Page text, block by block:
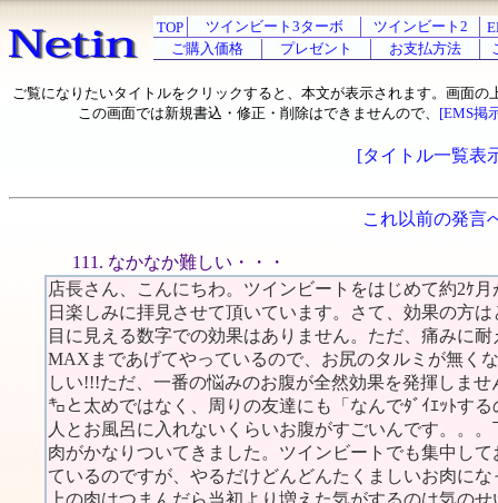
TOP ツインビート3ターボ ツインビート2
ご購入価格
プレゼント お支払方法
ご覧になりたいタイトルをクリックすると、本文が表示されます。画面の
この画面では新規書込・修正・削除はできませんので、 [EMS掲
[タイトル一覧表
これ以前の発言
111. なかなか難しい・・・
店長さん、こんにちわ。ツインビートをはじめて約2ｹ
日楽しみに拝見させて頂いています。さて、効果の方
目に見える数字での効果はありません。ただ、痛みに
MAXまであげてやっているので、お尻のタルミが無く
しい!!!ただ、一番の悩みのお腹が全然効果を発揮しま
㌔と太めではなく、周りの友達にも「なんでﾀﾞｲｴｯﾄす
人とお風呂に入れないくらいお腹がすごいんです。。
肉がかなりついてきました。ツインビートでも集中し
ているのですが、やるだけどんどんたくましいお肉に
上の肉はつまんだら当初より増えた気がするのは気の